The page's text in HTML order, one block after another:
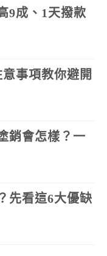
9成、1天撥款
事項教你避開
銷會怎樣？一
先看這6大優缺